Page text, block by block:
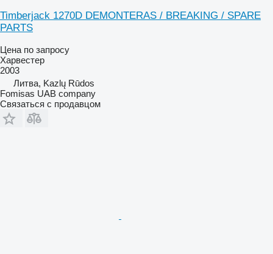
Timberjack 1270D DEMONTERAS / BREAKING / SPARE
PARTS
Цена по запросу
Харвестер
2003
Литва, Kazlų Rūdos
Fomisas UAB company
Связаться с продавцом